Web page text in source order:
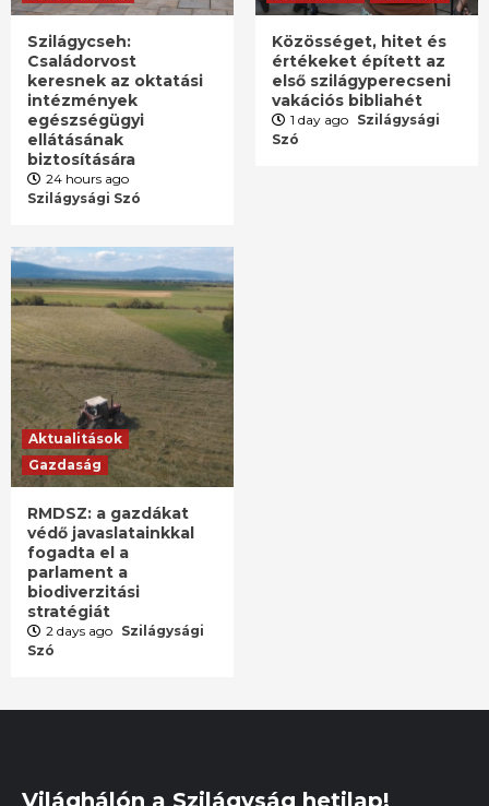
Szilágycseh:
Családorvost
keresnek az oktatási
intézmények
egészségügyi
ellátásának
biztosítására
24 hours ago
Szilágysági Szó
Közösséget, hitet és
értékeket épített az
első szilágyperecseni
vakációs bibliahét
1 day ago Szilágysági
Szó
Aktualitások
Gazdaság
RMDSZ: a gazdákat
védő javaslatainkkal
fogadta el a
parlament a
biodiverzitási
stratégiát
2 days ago Szilágysági
Szó
Világhálón a Szilágyság hetilap!